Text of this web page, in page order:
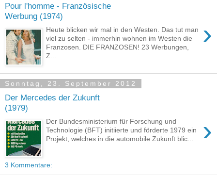
Pour l'homme - Französische
Werbung (1974)
›
Heute blicken wir mal in den Westen. Das tut man
viel zu selten - immerhin wohnen im Westen die
Franzosen. DIE FRANZOSEN! 23 Werbungen,
Z...
Sonntag, 23. September 2012
Der Mercedes der Zukunft
(1979)
›
Der Bundesministerium für Forschung und
Technologie (BFT) initiierte und förderte 1979 ein
Projekt, welches in die automobile Zukunft blic...
3 Kommentare: